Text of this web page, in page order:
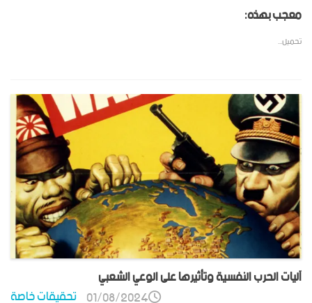
معجب بهذه:
تحميل...
آليات الحرب النفسية وتأثيرها على الوعي الشعبي
تحقيقات خاصة